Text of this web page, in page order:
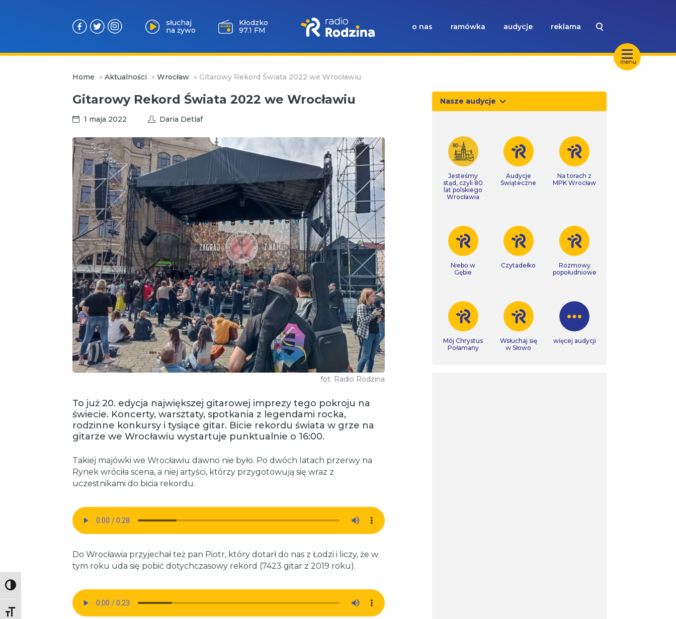
Toggle High Contrast
Toggle Font size
menu
słuchaj
na żywo
Wołów
99.6 FM
o nas ramówka audycje reklama
Home » Aktualności » Wrocław » Gitarowy Rekord Świata 2022 we Wrocławiu
Gitarowy Rekord Świata 2022 we Wrocławiu
1 maja 2022 Daria Detlaf
fot. Radio Rodzina
To już 20. edycja największej gitarowej imprezy tego pokroju na
świecie. Koncerty, warsztaty, spotkania z legendami rocka,
rodzinne konkursy i tysiące gitar. Bicie rekordu świata w grze na
gitarze we Wrocławiu wystartuje punktualnie o 16:00.
Takiej majówki we Wrocławiu dawno nie było. Po dwóch latach przerwy na
Rynek wróciła scena, a niej artyści, którzy przygotowują się wraz z
uczestnikami do bicia rekordu.
Do Wrocławia przyjechał też pan Piotr, który dotarł do nas z Łodzi i liczy, że w
tym roku uda się pobić dotychczasowy rekord (7423 gitar z 2019 roku).
Nasze audycje
Jesteśmy
stąd, czyli 80
lat polskiego
Wrocławia
Audycje
Świąteczne
Na torach z
MPK Wrocław
Niebo w
Gębie
Czytadełko
Rozmowy
popołudniowe
Mój Chrystus
Połamany
Wsłuchaj się
w Słowo
więcej audycji